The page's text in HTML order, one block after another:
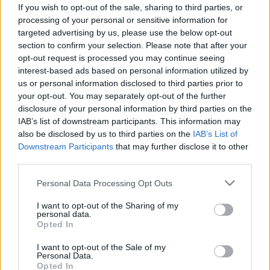
If you wish to opt-out of the sale, sharing to third parties, or
processing of your personal or sensitive information for
targeted advertising by us, please use the below opt-out
section to confirm your selection. Please note that after your
opt-out request is processed you may continue seeing
interest-based ads based on personal information utilized by
us or personal information disclosed to third parties prior to
your opt-out. You may separately opt-out of the further
disclosure of your personal information by third parties on the
IAB’s list of downstream participants. This information may
also be disclosed by us to third parties on the IAB’s List of
Downstream Participants that may further disclose it to other
Please note that this website/app uses one or more Google
not limited to your visit or usage behaviour. You may click to
grant or deny consent to Google and its third-party tags to
use your data for below specified purposes in below Google
consent section.
Personal Data Processing Opt Outs
I want to opt-out of the Sharing of my
personal data.
Opted In
I want to opt-out of the Sale of my
Personal Data.
Opted In